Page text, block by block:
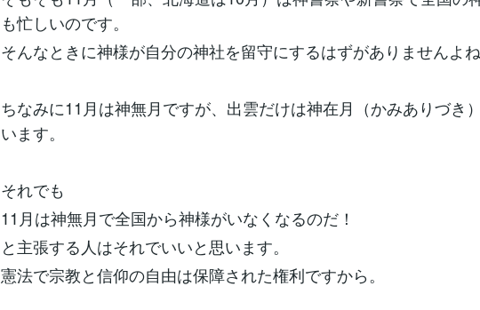
も忙しいのです。
そんなときに神様が自分の神社を留守にするはずがありませんよ
ちなみに11月は神無月ですが、出雲だけは神在月（かみありづき
います。
それでも
11月は神無月で全国から神様がいなくなるのだ！
と主張する人はそれでいいと思います。
憲法で宗教と信仰の自由は保障された権利ですから。